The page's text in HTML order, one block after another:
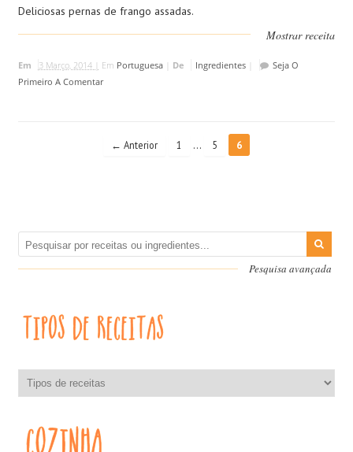
Deliciosas pernas de frango assadas.
Mostrar receita
Em 3 Março, 2014 | Em Portuguesa| De Ingredientes|
Seja O
Primeiro A Comentar
← Anterior 1 … 5 6
Pesquisa avançada